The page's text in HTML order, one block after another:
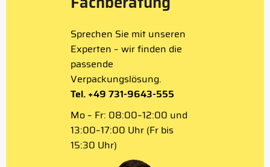
Sprechen Sie mit unseren
Experten – wir finden die
passende
Verpackungslösung.
Tel. +49 731-9643-555
Mo – Fr: 08:00–12:00 und
13:00–17:00 Uhr (Fr bis
15:30 Uhr)